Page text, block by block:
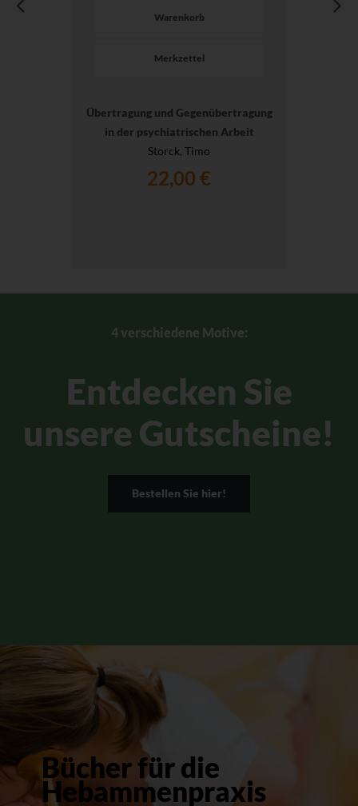
Warenkorb
Merkzettel
Übertragung und Gegenübertragung
in der psychiatrischen Arbeit
Storck, Timo
22,00 €
4 verschiedene Motive:
Entdecken Sie
unsere Gutscheine!
Bestellen Sie hier!
Bücher für die
Hebammenpraxis